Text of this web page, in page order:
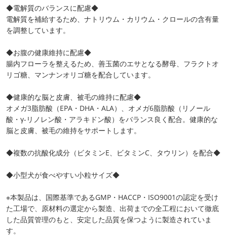
◆電解質のバランスに配慮◆
電解質を補給するため、ナトリウム・カリウム・クロールの含有量
を調整しています。
◆お腹の健康維持に配慮◆
腸内フローラを整えるため、善玉菌のエサとなる酵母、フラクトオ
リゴ糖、マンナンオリゴ糖を配合しています。
◆健康的な脳と皮膚、被毛の維持に配慮◆
オメガ3脂肪酸（EPA・DHA・ALA）、オメガ6脂肪酸（リノール
酸・γ-リノレン酸・アラキドン酸）をバランス良く配合。健康的な
脳と皮膚、被毛の維持をサポートします。
◆複数の抗酸化成分（ビタミンE、ビタミンC、タウリン）を配合◆
◆小型犬が食べやすい小粒サイズ◆
※本製品は、国際基準であるGMP・HACCP・ISO9001の認定を受け
た工場で、原材料の選定から製造、出荷までの全工程において徹底
した品質管理のもと、安定した品質を保つように製造されていま
す。